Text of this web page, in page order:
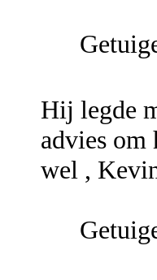
Hij legde
advies om
wel ,